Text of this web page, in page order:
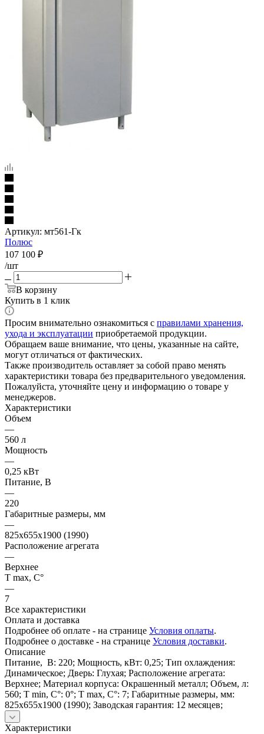
Артикул: мт561-Гк
Полюс
107 100 ₽
/шт
В корзину
Купить в 1 клик
Просим внимательно ознакомиться с правилами хранения,
ухода и эксплуатации приобретаемой продукции.
Обращаем ваше внимание, что цены, указанные на сайте,
могут отличаться от фактических.
Также производитель оставляет за собой право менять
характеристики товара без предварительного уведомления.
Пожалуйста, уточняйте цену и информацию о товаре у
менеджеров.
Характеристики
Объем
—
560 л
Мощность
—
0,25 кВт
Питание, В
—
220
Габаритные размеры, мм
—
825х655х1900 (1990)
Расположение агрегата
—
Верхнее
Т max, С°
—
7
Все характеристики
Оплата и доставка
Подробнее об оплате - на странице Условия оплаты.
Подробнее о доставке - на странице Условия доставки.
Описание
Питание, В: 220; Мощность, кВт: 0,25; Тип охлаждения:
Динамическое; Дверь: Глухая; Расположение агрегата:
Верхнее; Материал корпуса: Окрашенный металл; Объем, л:
560; Т min, C°: 0°; Т max, С°: 7; Габаритные размеры, мм:
825х655х1900 (1990); Заводская гарантия: 12 месяцев;
Характеристики